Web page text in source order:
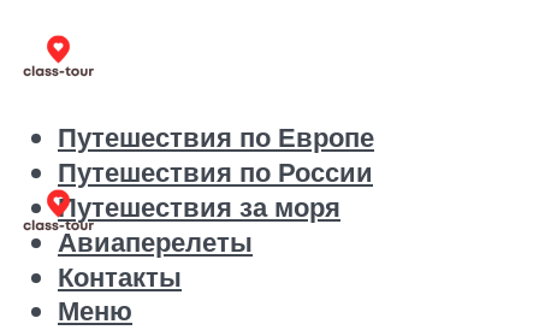
Путешествия по Европе
Путешествия по России
Путешествия за моря
Авиаперелеты
Контакты
Меню